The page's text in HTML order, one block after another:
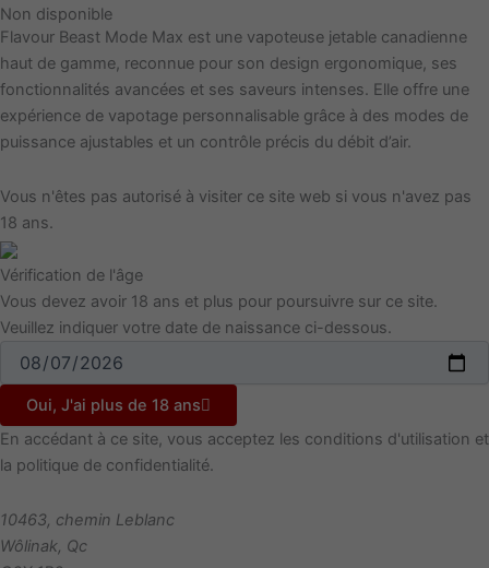
Non disponible
Flavour Beast Mode Max est une vapoteuse jetable canadienne
haut de gamme, reconnue pour son design ergonomique, ses
fonctionnalités avancées et ses saveurs intenses. Elle offre une
expérience de vapotage personnalisable grâce à des modes de
puissance ajustables et un contrôle précis du débit d’air.
Vous n'êtes pas autorisé à visiter ce site web si vous n'avez pas
18 ans.
Vérification de l'âge
Vous devez avoir 18 ans et plus pour poursuivre sur ce site.
Veuillez indiquer votre date de naissance ci-dessous.
Oui, J'ai plus de 18 ans
En accédant à ce site, vous acceptez les conditions d'utilisation et
la politique de confidentialité.
10463, chemin Leblanc
Wôlinak, Qc